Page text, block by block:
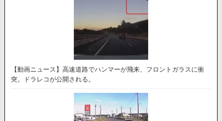
【動画ニュース】高速道路でハンマーが飛来、フロントガラスに衝
突。ドラレコが公開される。